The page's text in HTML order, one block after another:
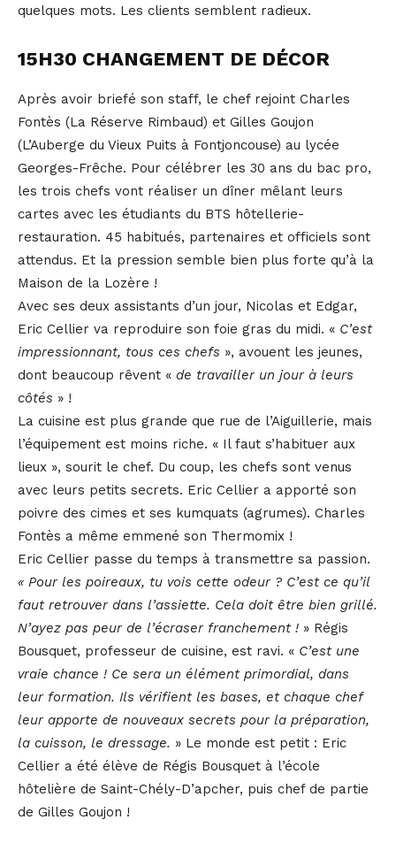
quelques mots. Les clients semblent radieux.
15H30 CHANGEMENT DE DÉCOR
Après avoir briefé son staff, le chef rejoint Charles
Fontès (La Réserve Rimbaud) et Gilles Goujon
(L’Auberge du Vieux Puits à Fontjoncouse) au lycée
Georges-Frêche. Pour célébrer les 30 ans du bac pro,
les trois chefs vont réaliser un dîner mêlant leurs
cartes avec les étudiants du BTS hôtellerie-
restauration. 45 habitués, partenaires et officiels sont
attendus. Et la pression semble bien plus forte qu’à la
Maison de la Lozère !
Avec ses deux assistants d’un jour, Nicolas et Edgar,
Eric Cellier va reproduire son foie gras du midi. « C’est
impressionnant, tous ces chefs », avouent les jeunes,
dont beaucoup rêvent « de travailler un jour à leurs
côtés » !
La cuisine est plus grande que rue de l’Aiguillerie, mais
l’équipement est moins riche. « Il faut s’habituer aux
lieux », sourit le chef. Du coup, les chefs sont venus
avec leurs petits secrets. Eric Cellier a apporté son
poivre des cimes et ses kumquats (agrumes). Charles
Fontès a même emmené son Thermomix !
Eric Cellier passe du temps à transmettre sa passion.
« Pour les poireaux, tu vois cette odeur ? C’est ce qu’il
faut retrouver dans l’assiette. Cela doit être bien grillé.
N’ayez pas peur de l’écraser franchement ! » Régis
Bousquet, professeur de cuisine, est ravi. « C’est une
vraie chance ! Ce sera un élément primordial, dans
leur formation. Ils vérifient les bases, et chaque chef
leur apporte de nouveaux secrets pour la préparation,
la cuisson, le dressage. » Le monde est petit : Eric
Cellier a été élève de Régis Bousquet à l’école
hôtelière de Saint-Chély-D’apcher, puis chef de partie
de Gilles Goujon !